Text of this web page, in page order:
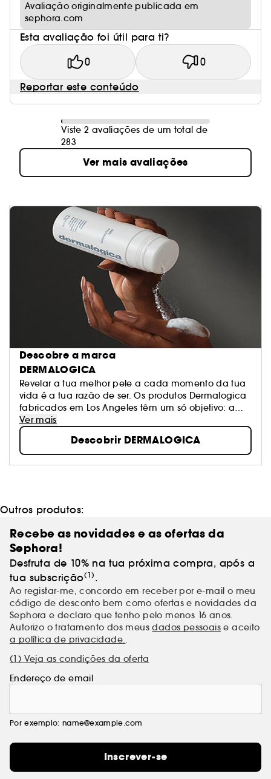
Avaliação originalmente publicada em
sephora.com
Esta avaliação foi útil para ti?
0 0
Reportar este conteúdo
Viste 2 avaliações de um total de
283
Ver mais avaliações
Descobre a marca
DERMALOGICA
Revelar a tua melhor pele a cada momento da tua
vida é a tua razão de ser. Os produtos Dermalogica
fabricados em Los Angeles têm um só objetivo: a
saúde da tua pele, sem rituais fúteis, sem curas
milagrosas, sem falsas promessas. Por isso, criaram
produtos que combinam o melhor da natureza e da
tecnologia. Esta é a razão pela qual a Dermalogica
é a escolha número 1 dos institutos de beleza em
Ver mais
Descobrir DERMALOGICA
Outros produtos:
Recebe as novidades e as ofertas da
Sephora!
Desfruta de 10% na tua próxima compra, após a
tua subscrição(1) .
Ao registar-me, concordo em receber por e-mail o meu
código de desconto bem como ofertas e novidades da
Sephora e declaro que tenho pelo menos 16 anos.
Autorizo o tratamento dos meusdados pessoais e aceito
a política de privacidade..
(1) Veja as condições da oferta
Endereço de email
Por exemplo: name@example.com
Inscrever-se